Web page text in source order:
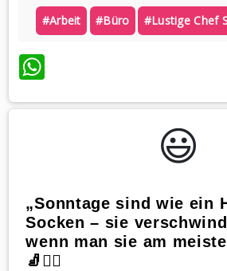
#arbeit #büro #lustige Chef
WhatsApp
😃️
„Sonntage sind wie ein
Socken – sie
wenn man sie am
🧦🤷‍♀️